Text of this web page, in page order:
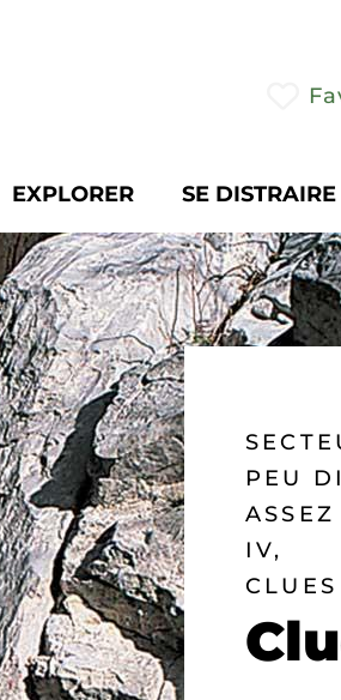
EXPLORER SE DISTRAIRE
PEU
IV,